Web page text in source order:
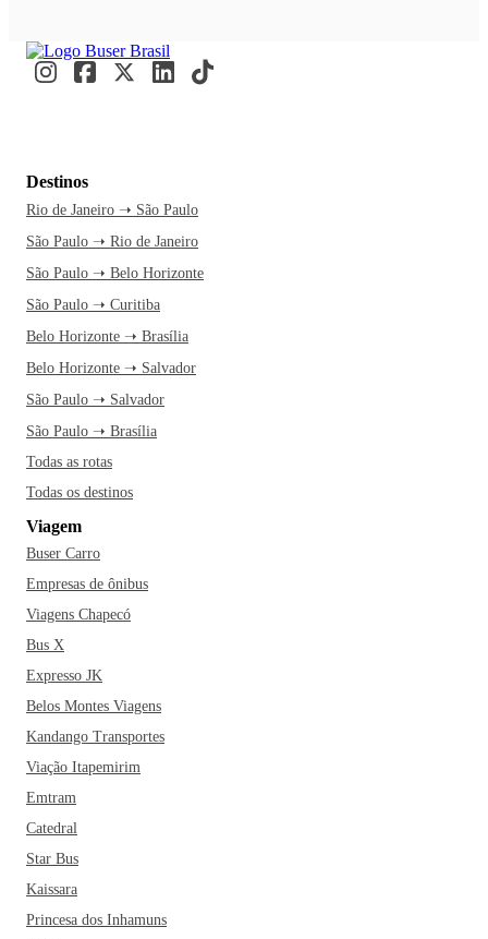
Destinos
Rio de Janeiro ➝ São Paulo
São Paulo ➝ Rio de Janeiro
São Paulo ➝ Belo Horizonte
São Paulo ➝ Curitiba
Belo Horizonte ➝ Brasília
Belo Horizonte ➝ Salvador
São Paulo ➝ Salvador
São Paulo ➝ Brasília
Todas as rotas
Todas os destinos
Viagem
Buser Carro
Empresas de ônibus
Viagens Chapecó
Bus X
Expresso JK
Belos Montes Viagens
Kandango Transportes
Viação Itapemirim
Emtram
Catedral
Star Bus
Kaissara
Princesa dos Inhamuns